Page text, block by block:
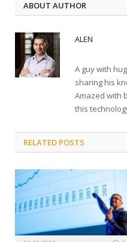
ABOUT AUTHOR
ALEN
A guy with
sharing his
Amazed with
this
RELATED POSTS